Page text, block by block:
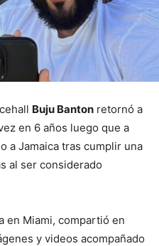
Buju Banton retornó a
en 6 años luego que a
a Jamaica tras cumplir una
al ser considerado
en Miami, compartió en
y videos acompañado